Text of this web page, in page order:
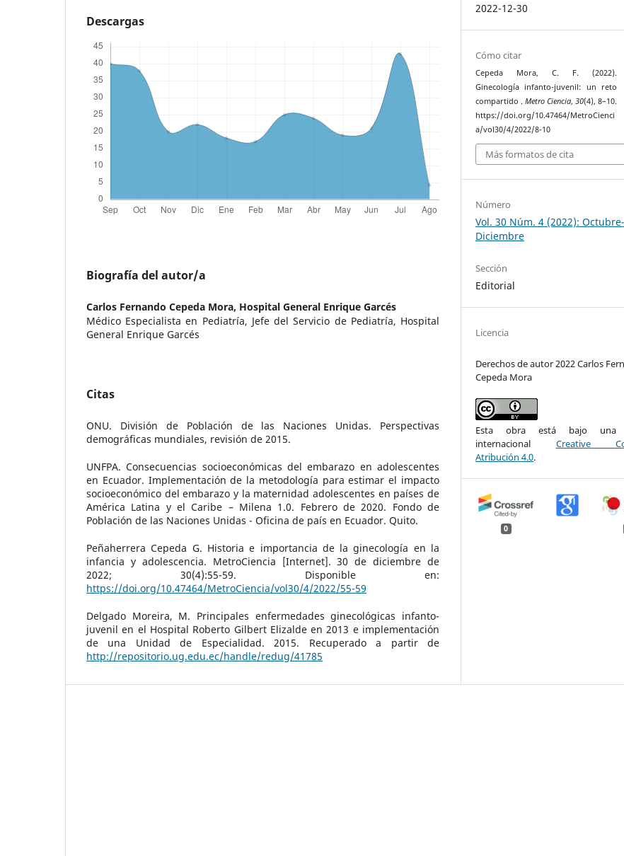
Descargas
Biografía del autor/a
Carlos Fernando Cepeda Mora, Hospital General Enrique Garcés
Médico Especialista en Pediatría, Jefe del Servicio de Pediatría, Hospital
General Enrique Garcés
Citas
ONU. División de Población de las Naciones Unidas. Perspectivas
demográficas mundiales, revisión de 2015.
UNFPA. Consecuencias socioeconómicas del embarazo en adolescentes
en Ecuador. Implementación de la metodología para estimar el impacto
socioeconómico del embarazo y la maternidad adolescentes en países de
América Latina y el Caribe – Milena 1.0. Febrero de 2020. Fondo de
Población de las Naciones Unidas - Oficina de país en Ecuador. Quito.
Peñaherrera Cepeda G. Historia e importancia de la ginecología en la
infancia y adolescencia. MetroCiencia [Internet]. 30 de diciembre de
2022; 30(4):55-59. Disponible en:
https://doi.org/10.47464/MetroCiencia/vol30/4/2022/55-59
Delgado Moreira, M. Principales enfermedades ginecológicas infanto-
juvenil en el Hospital Roberto Gilbert Elizalde en 2013 e implementación
de una Unidad de Especialidad. 2015. Recuperado a partir de
http://repositorio.ug.edu.ec/handle/redug/41785
2022-12-30
Cómo citar
Cepeda Mora, C. F. (2022).
Ginecología infanto-juvenil: un reto
compartido .Metro Ciencia,30(4), 8–10.
https://doi.org/10.47464/MetroCienci
a/vol30/4/2022/8-10
Más formatos de cita
Número
Vol. 30 Núm. 4 (2022): Octubre-
Diciembre
Sección
Editorial
Licencia
Derechos de autor 2022 Carlos
Cepeda Mora
Esta obra está bajo una
internacional Creative
Atribución 4.0.
0